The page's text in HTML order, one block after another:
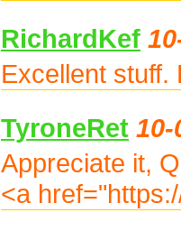
RichardKef
Excellent
TyroneRet 10-
Appreciate it,
<a